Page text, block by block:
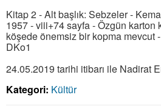
Kitap 2 - Alt başlık: Sebzeler -
1957 - viii+74 sayfa - Özgün karton
köşede önemsiz bir kopma mevcut
DKo1
24.05.2019 tarihi itibarı ile Nadirat
Kategori: Kültür